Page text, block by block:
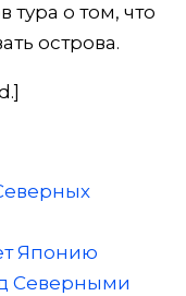
тура о том, что
острова.
Японию
Северными